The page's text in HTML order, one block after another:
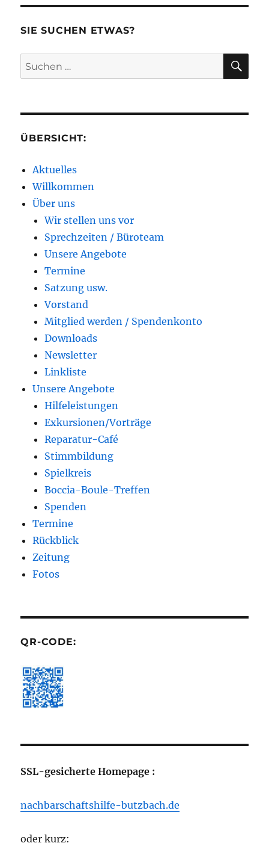
SIE SUCHEN ETWAS?
Suchen
nach:
ÜBERSICHT:
Aktuelles
Willkommen
Über uns
Wir stellen uns vor
Sprechzeiten / Büroteam
Unsere Angebote
Termine
Satzung usw.
Vorstand
Mitglied werden / Spendenkonto
Downloads
Newsletter
Linkliste
Unsere Angebote
Hilfeleistungen
Exkursionen/Vorträge
Reparatur-Café
Stimmbildung
Spielkreis
Boccia-Boule-Treffen
Spenden
Termine
Rückblick
Zeitung
Fotos
QR-CODE:
SSL-gesicherte Homepage :
nachbarschaftshilfe-butzbach.de
oder kurz: